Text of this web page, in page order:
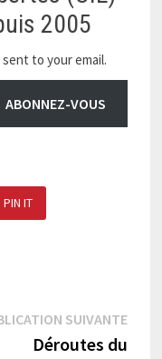
2005
to your email.
ABONNEZ-VOUS
PIN IT
:
SUIVANTE
Déroutes du